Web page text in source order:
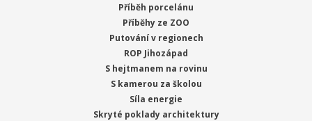
Příběh porcelánu
Příběhy ze ZOO
Putování v regionech
ROP Jihozápad
S hejtmanem na rovinu
S kamerou za školou
Síla energie
Skryté poklady architektury